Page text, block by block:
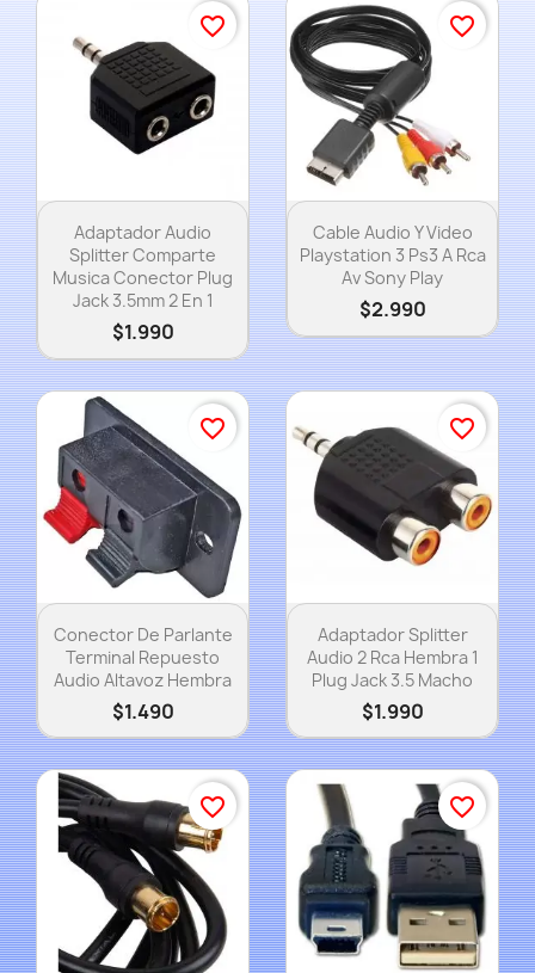
Vista rápida
Adaptador Audio
Splitter Comparte
Musica Conector Plug
Jack 3.5mm 2 En 1
$1.990
favorite_border
Vista rápida
Cable Audio Y Video
Playstation 3 Ps3 A Rca
Av Sony Play
$2.990
favorite_border
Vista rápida
Conector De Parlante
Terminal Repuesto
Audio Altavoz Hembra
$1.490
favorite_border
Vista rápida
Adaptador Splitter
Audio 2 Rca Hembra 1
Plug Jack 3.5 Macho
$1.990
favorite_border
favorite_border favorite_border